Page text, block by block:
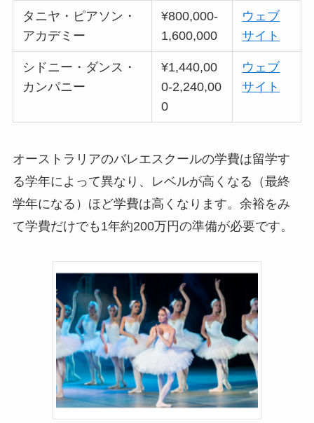
タニヤ・ピアソン・
アカデミー
¥800,000-
1,600,000
ウェブ
サイト
シドニー・ダンス・
カンパニー
¥1,440,00
0-2,240,00
0
ウェブ
サイト
オーストラリアのバレエスクールの学費は留学す
る学年によって異なり、レベルが高くなる（最終
学年になる）ほど学費は高くなります。余裕をみ
て学費だけでも1年約200万円の準備が必要です。